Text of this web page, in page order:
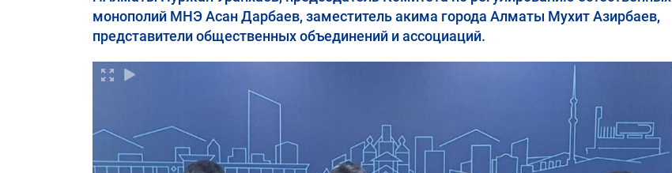
монополий МНЭ Асан Дарбаев, заместитель акима города Алматы Мухит Азирбаев,
представители общественных объединений и ассоциаций.